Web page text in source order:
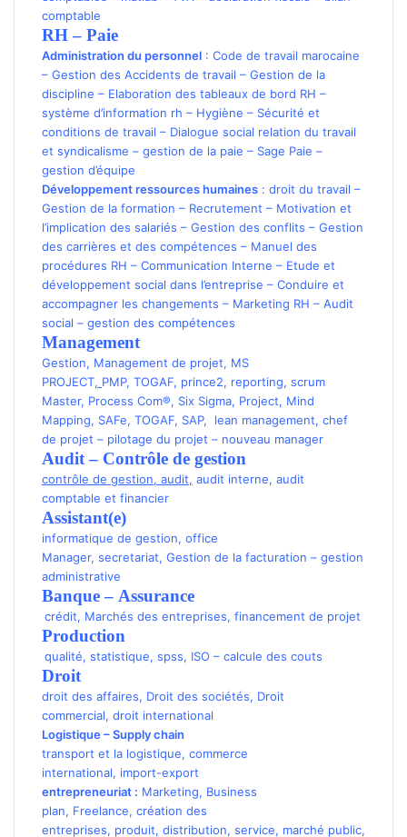
comptable
RH – Paie
Administration du personnel : Code de travail marocaine
– Gestion des Accidents de travail – Gestion de la
discipline – Elaboration des tableaux de bord RH –
système d’information rh – Hygiène – Sécurité et
conditions de travail – Dialogue social relation du travail
et syndicalisme – gestion de la paie – Sage Paie –
gestion d’équipe
Développement ressources humaines : droit du travail –
Gestion de la formation – Recrutement – Motivation et
l’implication des salariés – Gestion des conflits – Gestion
des carrières et des compétences – Manuel des
procédures RH – Communication Interne – Etude et
développement social dans l’entreprise – Conduire et
accompagner les changements – Marketing RH – Audit
social – gestion des compétences
Management
Gestion, Management de projet, MS
PROJECT, PMP, TOGAF, prince2, reporting, scrum
Master, Process Com®, Six Sigma, Project, Mind
Mapping, SAFe, TOGAF, SAP, lean management, chef
de projet – pilotage du projet – nouveau manager
Audit – Contrôle de gestion
contrôle de gestion, audit, audit interne, audit
comptable et financier
Assistant(e)
informatique de gestion, office
Manager, secretariat, Gestion de la facturation – gestion
administrative
Banque– Assurance
crédit, Marchés des entreprises, financement de projet
Production
qualité, statistique, spss, ISO – calcule des couts
Droit
droit des affaires, Droit des sociétés, Droit
commercial, droit international
Logistique–Supply chain
transport et la logistique, commerce
international, import-export
entrepreneuriat : Marketing, Business
plan, Freelance, création des
entreprises, produit, distribution, service, marché public,